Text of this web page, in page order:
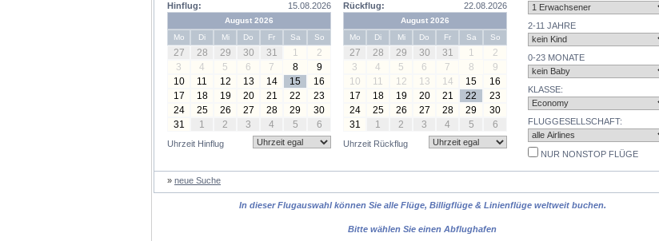
Hinflug: 15.08.2026
August 2026
Mo
Di Mi Do Fr Sa So
27 28 29 30 31 1
2
3
4 5 6 7 8
9
10
11 12 13 14 15
16
17
18 19 20 21 22
23
24
25 26 27 28 29
30
31
1 2 3 4 5 6
Uhrzeit Hinflug
Rückflug: 22.08.2026
August 2026
Mo
Di Mi Do Fr Sa So
27 28 29 30 31 1
2
3
4 5 6 7 8
9
10
11 12 13 14 15
16
17
18 19 20 21 22
23
24
25 26 27 28 29
30
31
1 2 3 4 5 6
Uhrzeit Rückflug
2-11 JAHRE
0-23 MONATE
KLASSE:
FLUGGESELLSCHAFT:
NUR NONSTOP FLÜGE
» neue Suche
In dieser Flugauswahl können Sie alle Flüge, Billigflüge & Linienflüge weltweit buchen.
Bitte wählen Sie einen Abflughafen